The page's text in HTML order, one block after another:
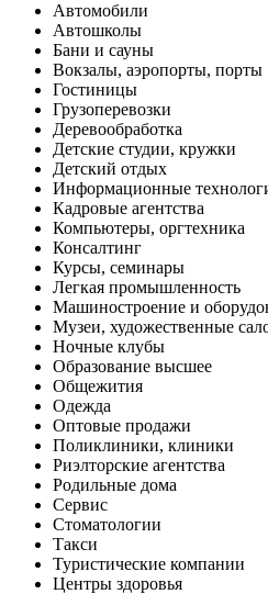
Автомобили
Автошколы
Бани и сауны
Вокзалы, аэропорты, порты
Гостиницы
Грузоперевозки
Деревообработка
Детские студии, кружки
Детский отдых
Информационные
Кадровые агентства
Компьютеры, оргтехника
Консалтинг
Курсы, семинары
Легкая промышленность
Машиностроение и
Музеи, художественные
Ночные клубы
Образование высшее
Общежития
Одежда
Оптовые продажи
Поликлиники, клиники
Риэлторские агентства
Родильные дома
Сервис
Стоматологии
Такси
Туристические компании
Центры здоровья